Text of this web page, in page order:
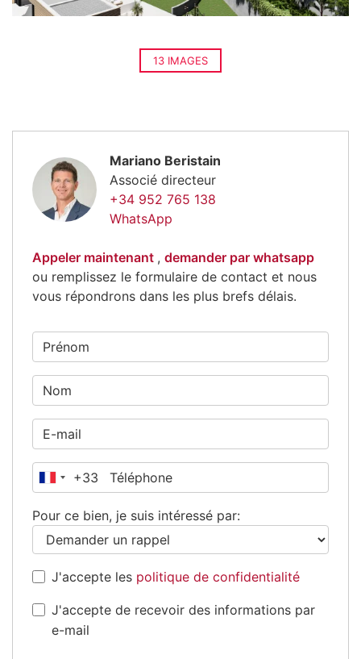
13 IMAGES
Mariano Beristain
Associé directeur
+34 952 765 138
WhatsApp
Appeler maintenant , demander par whatsapp
ou remplissez le formulaire de contact et nous
vous répondrons dans les plus brefs délais.
France
+33
Pour ce bien, je suis intéressé par:
J'accepte les politique de confidentialité
J'accepte de recevoir des informations par
e-mail